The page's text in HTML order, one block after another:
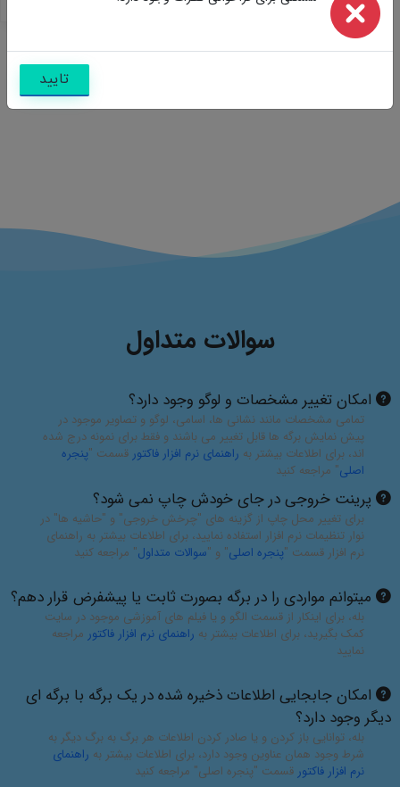
سوالات متداول
امکان تغییر مشخصات و لوگو وجود دارد؟
تمامی مشخصات مانند نشانی ها، اسامی، لوگو و تصاویر موجود در
پیش نمایش برگه ها قابل تغییر می باشند و فقط برای نمونه درج شده
اند، برای اطلاعات بیشتر به راهنمای نرم افزار فاکتور قسمت "پنجره
اصلی" مراجعه کنید
پرینت خروجی در جای خودش چاپ نمی شود؟
برای تغییر محل چاپ از گزینه های "چرخش خروجی" و "حاشیه ها" در
نوار تنظیمات نرم افزار استفاده نمایید، برای اطلاعات بیشتر به راهنمای
نرم افزار قسمت "پنجره اصلی" و "سوالات متداول" مراجعه کنید
میتوانم مواردی را در برگه بصورت ثابت یا پیشفرض قرار دهم؟
بله، برای اینکار از قسمت الگو و یا فیلم های آموزشی موجود در سایت
کمک بگیرید، برای اطلاعات بیشتر به راهنمای نرم افزار فاکتور مراجعه
نمایید
امکان جابجایی اطلاعات ذخیره شده در یک برگه با برگه ای
دیگر وجود دارد؟
بله، توانایی باز کردن و یا صادر کردن اطلاعات هر برگ به برگ دیگر به
شرط وجود همان عناوین وجود دارد، برای اطلاعات بیشتر به راهنمای
نرم افزار فاکتور قسمت "پنجره اصلی" مراجعه کنید
تایید